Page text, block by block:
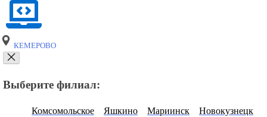
КЕМЕРОВО
Выберите филиал:
Комсомольское Яшкино Мариинск
Новокузнецк